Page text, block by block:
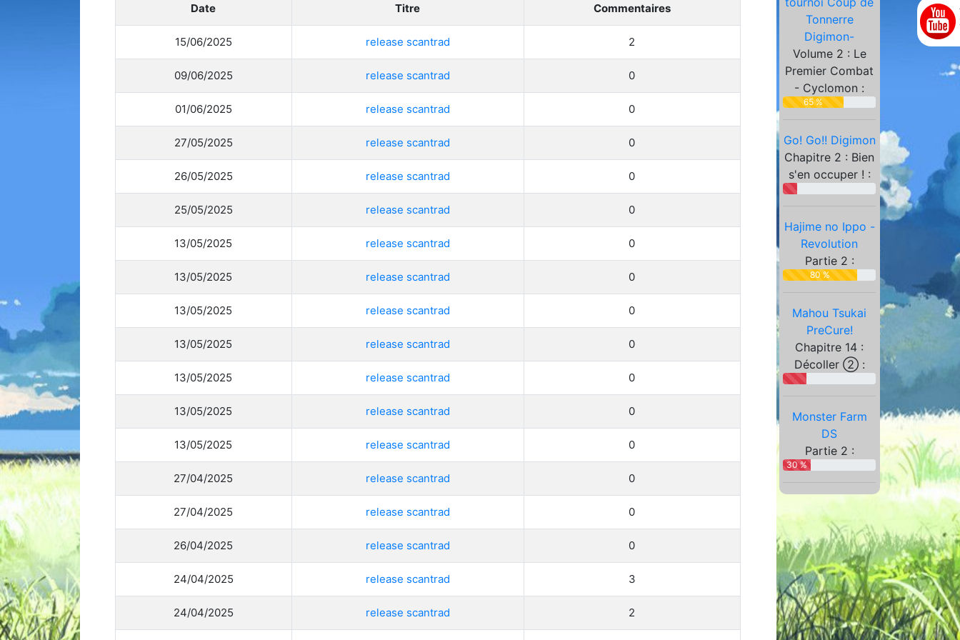
(256)
Animes abandonnés
Tous les animes (604)
Mangas terminés
(Privés) (132)
Mangas terminés
(Publics) (88)
Mangas en pause (7)
Mangas licenciés (19)
Mangas abandonnés
(273)
Partenaires
Tonnerre
Digimon-
Volume 2 : Le
Premier Combat
- Cyclomon :
65 %
Go! Go!! Digimon
Chapitre 2 : Bien
s'en occuper ! :
Hajime no Ippo -
Revolution
Partie 2 :
80 %
Mahou Tsukai
PreCure!
Chapitre 14 :
Décoller ② :
Monster Farm
DS
Partie 2 :
30 %
Date Titre Commentaires
15/06/2025 release scantrad 2
09/06/2025 release scantrad 0
01/06/2025 release scantrad 0
27/05/2025 release scantrad 0
26/05/2025 release scantrad 0
25/05/2025 release scantrad 0
13/05/2025 release scantrad 0
13/05/2025 release scantrad 0
13/05/2025 release scantrad 0
13/05/2025 release scantrad 0
13/05/2025 release scantrad 0
13/05/2025 release scantrad 0
13/05/2025 release scantrad 0
27/04/2025 release scantrad 0
27/04/2025 release scantrad 0
26/04/2025 release scantrad 0
24/04/2025 release scantrad 3
24/04/2025 release scantrad 2